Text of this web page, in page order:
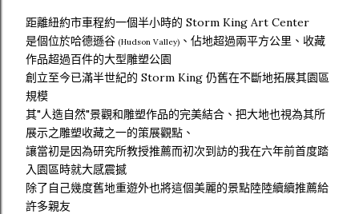
距離紐約市車程約一個半小時的 Storm King Art Center
是個位於哈德遜谷 (Hudson Valley) 、佔地超過兩平方公里、收藏
作品超過百件的大型雕塑公園
創立至今已滿半世紀的 Storm King 仍舊在不斷地拓展其園區
規模
其"人造自然"景觀和雕塑作品的完美結合、把大地也視為其所
展示之雕塑收藏之一的策展觀點、
讓當初是因為研究所教授推薦而初次到訪的我在六年前首度踏
入園區時就大感震撼
除了自己幾度舊地重遊外也將這個美麗的景點陸陸續續推薦給
許多親友